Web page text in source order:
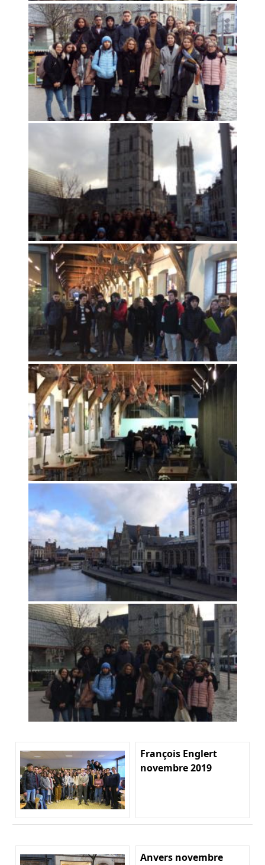
François Englert
novembre 2019
Anvers novembre